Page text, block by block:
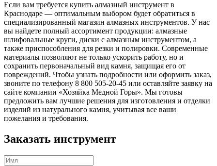
Если вам требуется купить алмазный инструмент в
Краснодаре — оптимальным выбором будет обратиться в
специализированный магазин алмазных инструментов. У нас
вы найдете полный ассортимент продукции: алмазные
шлифовальные круги, диски с алмазным инструментом, а
также приспособления для резки и полировки. Современные
материалы позволяют не только ускорить работу, но и
сохранить первоначальный вид камня, защищая его от
повреждений. Чтобы узнать подробности или оформить заказ,
звоните по телефону 8 800 505-20-45 или оставляйте заявку на
сайте компании «Хозяйка Медной Горы». Мы готовы
предложить вам лучшие решения для изготовления и отделки
изделий из натурального камня, учитывая все ваши
пожелания и требования.
Заказать инструмент